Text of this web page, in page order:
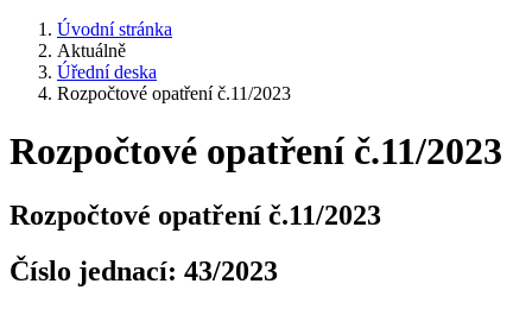
Úvodní stránka
Aktuálně
Úřední deska
Rozpočtové opatření č.11/2023
Rozpočtové opatření č.11/2023
Rozpočtové opatření č.11/2023
Číslo jednací: 43/2023